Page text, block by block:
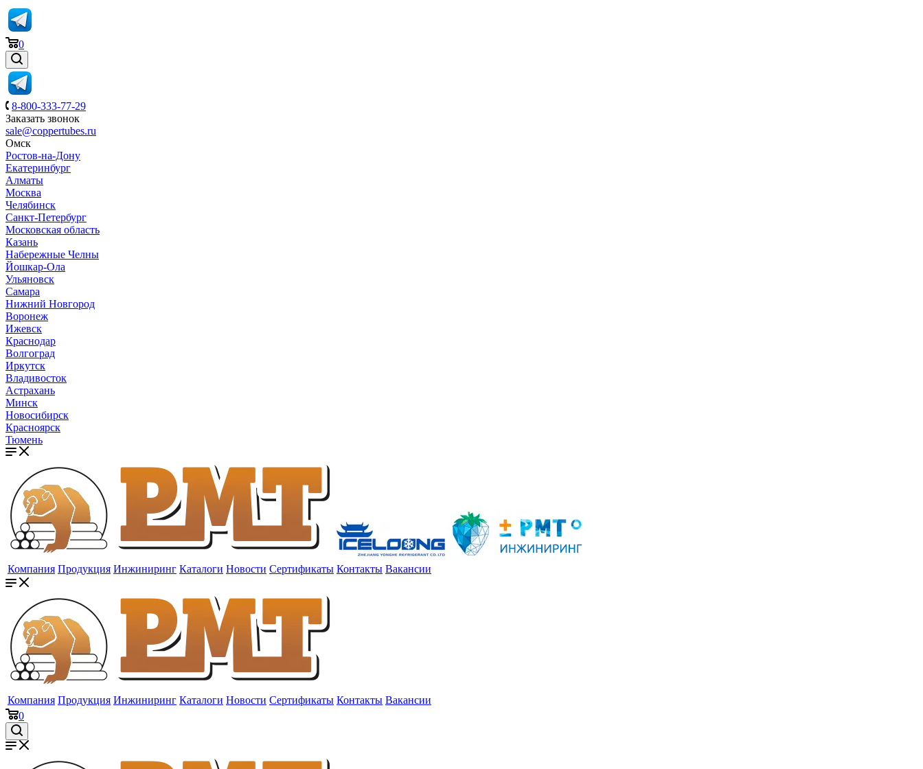
0
8-800-333-77-29
Заказать звонок
sale@coppertubes.ru
Омск
Ростов-на-Дону
Екатеринбург
Алматы
Москва
Челябинск
Санкт-Петербург
Московская область
Казань
Набережные Челны
Йошкар-Ола
Ульяновск
Самара
Нижний Новгород
Воронеж
Ижевск
Краснодар
Волгоград
Иркутск
Владивосток
Астрахань
Минск
Новосибирск
Красноярск
Тюмень
Компания Продукция Инжиниринг Каталоги Новости Сертификаты Контакты Вакансии
Компания Продукция Инжиниринг Каталоги Новости Сертификаты Контакты Вакансии
0